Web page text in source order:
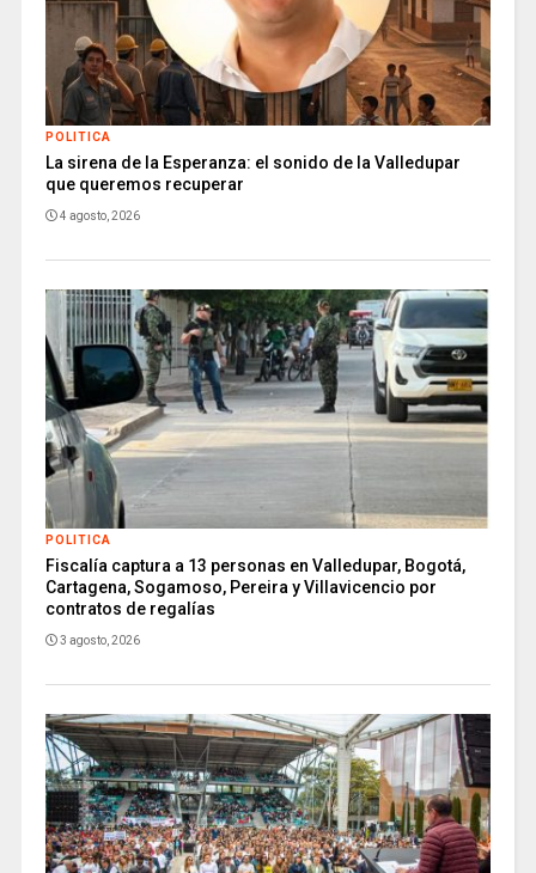
POLITICA
La sirena de la Esperanza: el sonido de la Valledupar
que queremos recuperar
4 agosto, 2026
POLITICA
Fiscalía captura a 13 personas en Valledupar, Bogotá,
Cartagena, Sogamoso, Pereira y Villavicencio por
contratos de regalías
3 agosto, 2026